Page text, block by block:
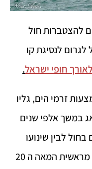
להצטברות חול
לנסיגת קו
חופי ישראל.
זרמי הים, גליו
במשך אלפי שנים
לבין שינועו
בעזרת הרוח והגלים מהם והלאה. מראשית המאה ה 20